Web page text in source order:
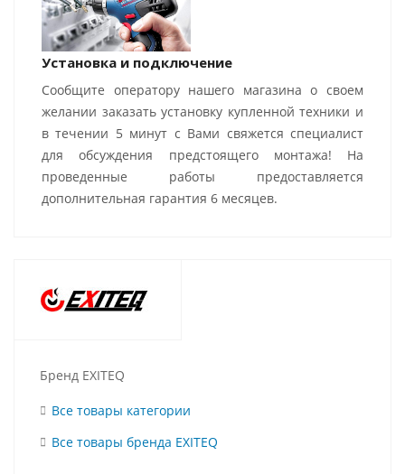
Установка и подключение
Сообщите оператору нашего магазина о своем
желании заказать установку купленной техники и
в течении 5 минут с Вами свяжется специалист
для обсуждения предстоящего монтажа! На
проведенные работы предоставляется
дополнительная гарантия 6 месяцев.
Бренд EXITEQ
Все товары категории
Все товары бренда EXITEQ